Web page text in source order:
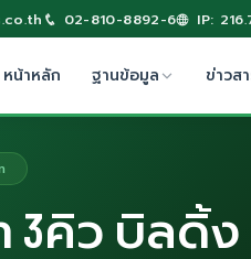
02-810-8892-6 IP:
หน้าหลัก ฐานข้อมูล ข่าวส
3คิว บิลดิ้ง